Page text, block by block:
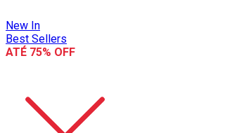
New In
Best Sellers
ATÉ 75% OFF